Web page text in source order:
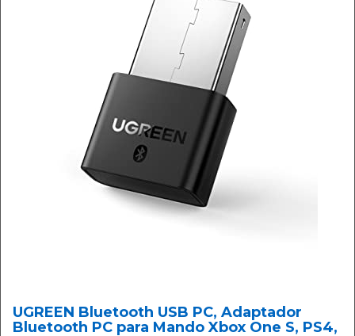
UGREEN Bluetooth USB PC, Adaptador
Bluetooth PC para Mando Xbox One S, PS4,